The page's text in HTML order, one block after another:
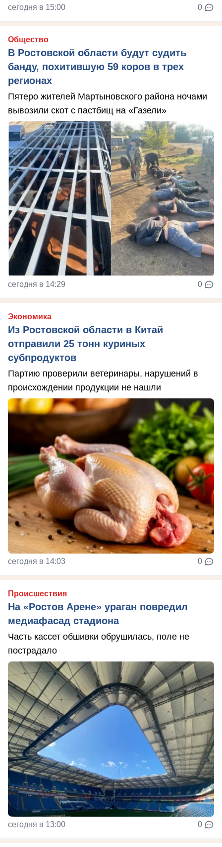
сегодня в 15:00 0
Общество
В Ростовской области будут судить
банду, похитившую 59 коров в трех
регионах
Пятеро жителей Мартыновского района ночами
вывозили скот с пастбищ на «Газели»
сегодня в 14:29 0
Экономика
Из Ростовской области в Китай
отправили 25 тонн куриных
субпродуктов
Партию проверили ветеринары, нарушений в
происхождении продукции не нашли
сегодня в 14:03 0
Происшествия
На «Ростов Арене» ураган повредил
медиафасад стадиона
Часть кассет обшивки обрушилась, поле не
пострадало
сегодня в 13:00 0